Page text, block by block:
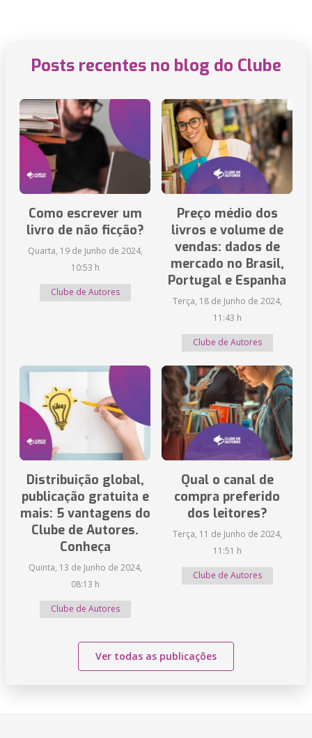
Posts recentes no blog do Clube
Como escrever um
livro de não ficção?
Quarta, 19 de Junho de 2024,
10:53 h
Clube de Autores
Preço médio dos
livros e volume de
vendas: dados de
mercado no Brasil,
Portugal e Espanha
Terça, 18 de Junho de 2024,
11:43 h
Clube de Autores
Distribuição global,
publicação gratuita e
mais: 5 vantagens do
Clube de Autores.
Conheça
Quinta, 13 de Junho de 2024,
08:13 h
Clube de Autores
Qual o canal de
compra preferido
dos leitores?
Terça, 11 de Junho de 2024,
11:51 h
Clube de Autores
Ver todas as publicações